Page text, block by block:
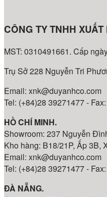
CÔNG TY TNHH
MST: 0310491661. Cấp
Trụ Sở 228 Nguyễn Tri
Email: xnk@duyanhco.com
Tel: (+84)28 39271477 -
HỒ CHÍ MINH.
Showroom: 237 Nguyễn
Kho hàng: B18/21P, Ấp 3B,
Email: xnk@duyanhco.com
Tel: (+84)28 39271477 -
ĐÀ NẴNG.